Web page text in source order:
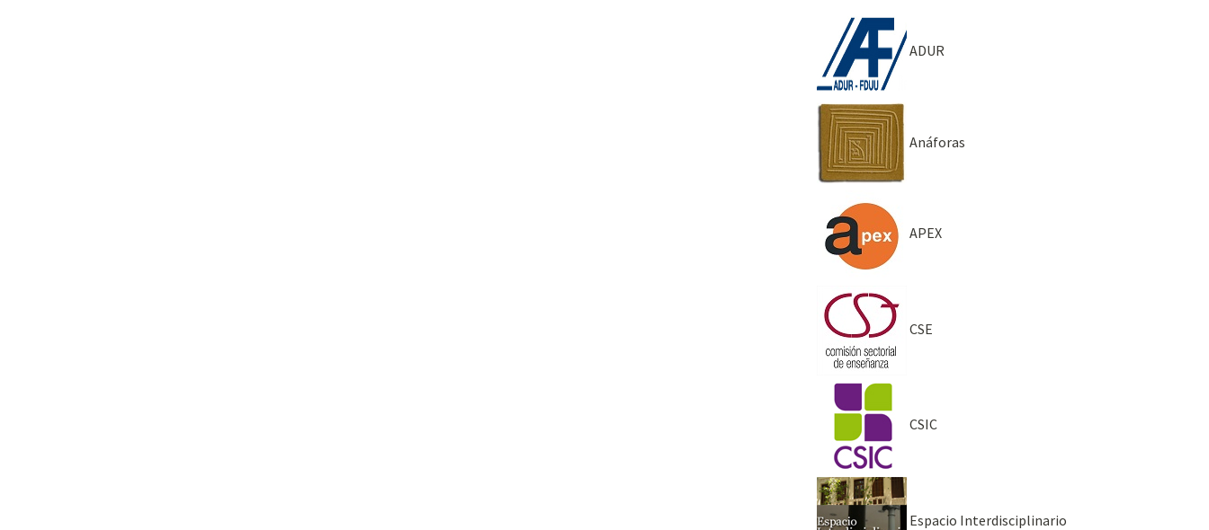
ADUR
Anáforas
APEX
CSE
CSIC
Espacio Interdisciplinario